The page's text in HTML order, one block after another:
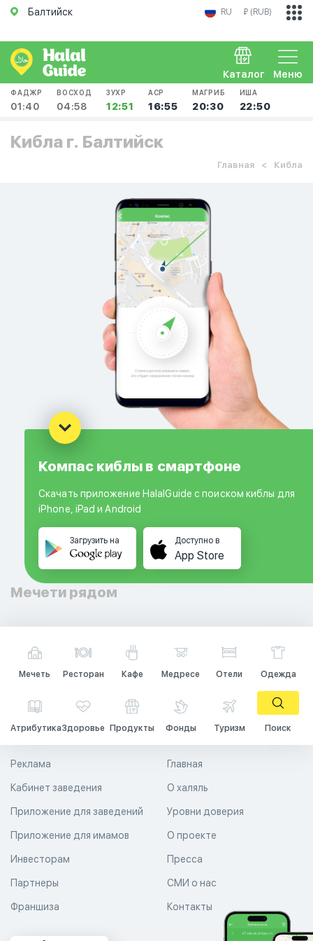
Балтийск RU ₽ (RUB)
Меню
Каталог
ФАДЖР
01:40
ВОСХОД
04:58
ЗУХР
12:51
АСР
16:55
МАГРИБ
20:30
ИША
22:50
Кибла г. Балтийск
Главная Кибла
Компас киблы в смартфоне
Скачать приложение HalalGuide с поиском киблы для
iPhone, iPad и Android
Загрузить на Доступно в
App Store
Мечети рядом
Мечеть Ресторан Кафе Медресе Отели Одежда
АтрибутикаЗдоровье Продукты Фонды Туризм Поиск
Главная
О халяль
Уровни доверия
Реклама
Кабинет заведения
Приложение для заведений
Приложение для имамов О проекте
Пресса
СМИ о нас
Контакты
Инвесторам
Партнеры
Франшиза